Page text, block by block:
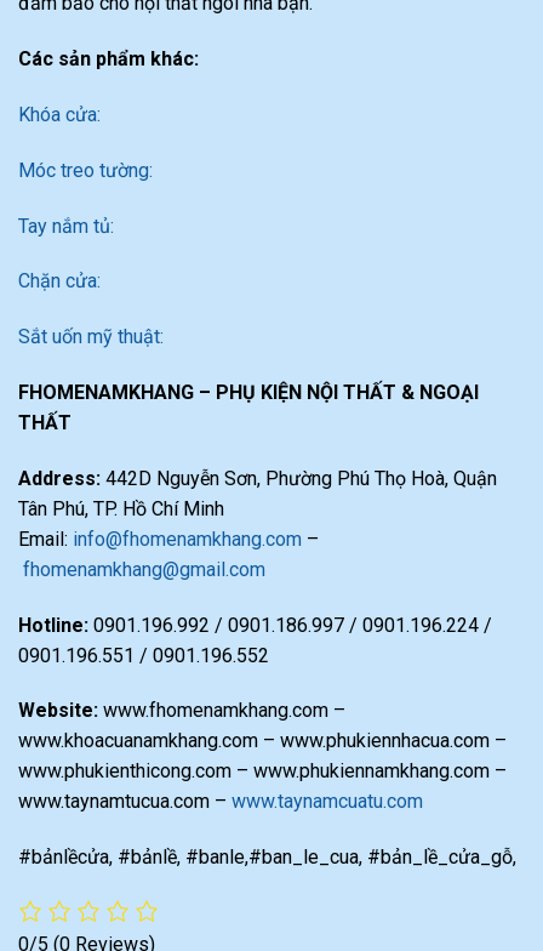
Các sản phẩm khác:
Khóa cửa:
Móc treo tường:
Tay nắm tủ:
Chặn cửa:
Sắt uốn mỹ thuật:
FHOMENAMKHANG – PHỤ KIỆN NỘI THẤT & NGOẠI
THẤT
Address: 442D Nguyễn Sơn, Phường Phú Thọ Hoà, Quận
Tân Phú, TP. Hồ Chí Minh
Email: info@fhomenamkhang.com –
fhomenamkhang@gmail.com
Hotline: 0901.196.992 / 0901.186.997 / 0901.196.224 /
0901.196.551 / 0901.196.552
Website: www.fhomenamkhang.com –
www.khoacuanamkhang.com – www.phukiennhacua.com –
www.phukienthicong.com – www.phukiennamkhang.com –
www.taynamtucua.com – www.taynamcuatu.com
#bảnlềcửa, #bảnlề, #banle,#ban_le_cua, #bản_lề_cửa_gỗ,
0/5 (0 Reviews)